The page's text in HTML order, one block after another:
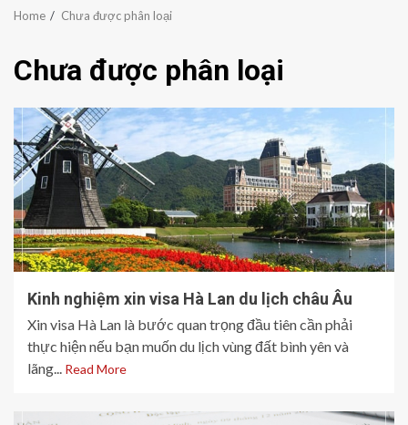
Home Chưa được phân loại
Chưa được phân loại
Kinh nghiệm xin visa Hà Lan du lịch châu Âu
Xin visa Hà Lan là bước quan trọng đầu tiên cần phải
thực hiện nếu bạn muốn du lịch vùng đất bình yên và
lãng... Read More